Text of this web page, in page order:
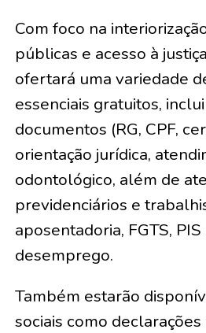
Com foco na
públicas e acesso à
ofertará uma variedade
essenciais gratuitos,
documentos (RG, CPF,
orientação jurídica,
odontológico, além de
previdenciários e
aposentadoria, FGTS,
desemprego.
Também estarão
sociais como